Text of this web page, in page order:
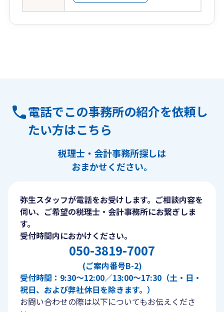
電話でこの事務所の紹介を依頼し
たい方はこちら
税理士・会計事務所探しは
おまかせください。
弥生スタッフが電話をお受けします。ご相談内容を
伺い、ご希望の税理士・会計事務所にお繋ぎしま
す。
受付時間内におかけください。
050-3819-7007
(ご案内番号B-2)
受付時間：9:30〜12:00／13:00〜17:30（土・日・
祝日、および弊社休日を除きます。）
お問い合わせの際は以下についてもお伝えくださ